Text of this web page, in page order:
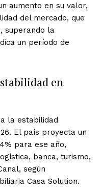
aumento en su valor,
del mercado, que
superando la
un período de
en
la estabilidad
El país proyecta un
para ese año,
banca, turismo,
según
Casa Solution.